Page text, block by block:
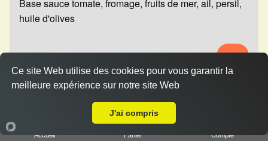
Base sauce tomate, fromage, fruits de mer, ail, persil,
huile d'olives
Pizza mexicaine
Accueil Panier Compte
Ce site Web utilise des cookies pour vous garantir la
meilleure expérience sur notre site Web
J'ai compris